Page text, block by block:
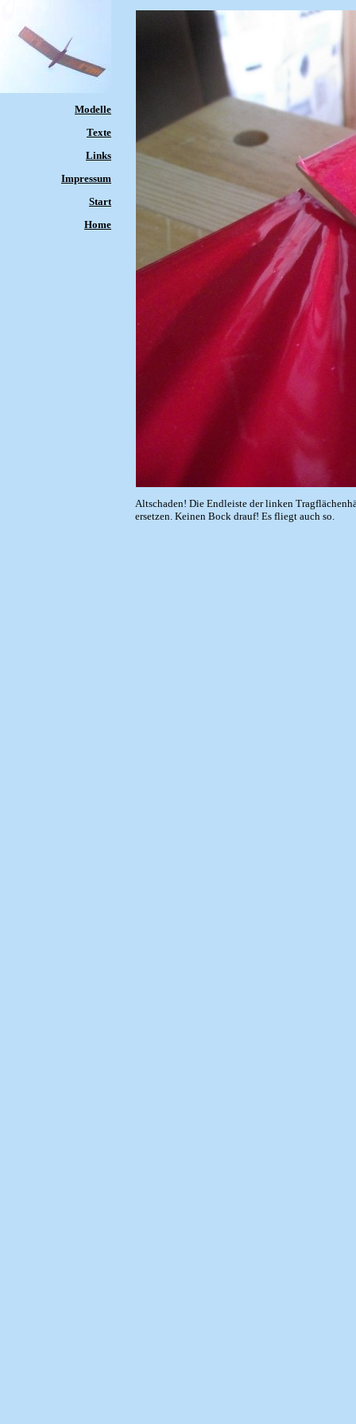
Modelle
Texte
Links
Impressum
Start
Home
Altschaden! Die Endleiste der linken
ersetzen. Keinen Bock drauf! Es fliegt auch so.